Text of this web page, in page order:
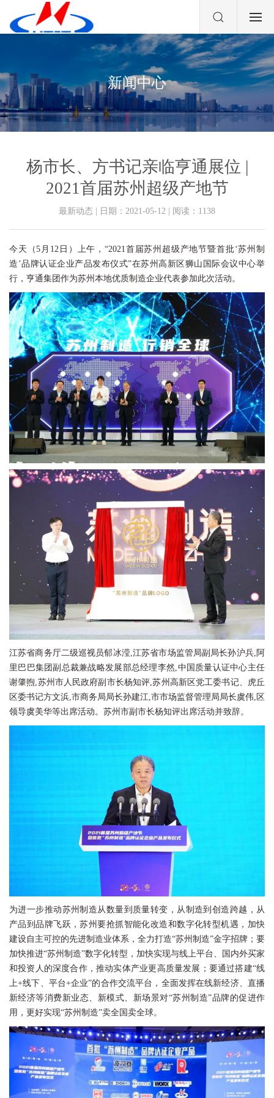
新闻中心
杨市长、方书记亲临亨通展位 |
2021首届苏州超级产地节
最新动态 | 日期：2021-05-12 | 阅读： 1138
今天（5月12日）上午，“2021首届苏州超级产地节暨首批‘苏州制
造’品牌认证企业产品发布仪式”在苏州高新区狮山国际会议中心举
行，亨通集团作为苏州本地优质制造企业代表参加此次活动。
江苏省商务厅二级巡视员郁冰滢,江苏省市场监管局副局长孙沪兵,阿
里巴巴集团副总裁兼战略发展部总经理李然,中国质量认证中心主任
谢肇煦,苏州市人民政府副市长杨知评,苏州高新区党工委书记、虎丘
区委书记方文浜,市商务局局长孙建江,市市场监督管理局局长虞伟,区
领导虞美华等出席活动。苏州市副市长杨知评出席活动并致辞。
为进一步推动苏州制造从数量到质量转变，从制造到创造跨越，从
产品到品牌飞跃，苏州要抢抓智能化改造和数字化转型机遇，加快
建设自主可控的先进制造业体系，全力打造“苏州制造”金字招牌；要
加快推进“苏州制造”数字化转型，加快实现与线上平台、国内外买家
和投资人的深度合作，推动实体产业更高质量发展；要通过搭建“线
上+线下、平台+企业”的合作交流平台，全面发挥在线新经济、直播
新经济等消费新业态、新模式、新场景对“苏州制造”品牌的促进作
用，更好实现“苏州制造”卖全国卖全球。